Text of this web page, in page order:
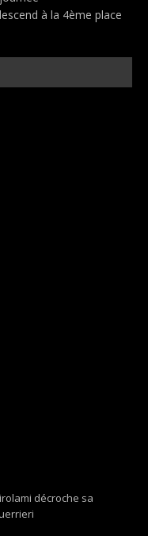
à la 4ème place
décroche sa